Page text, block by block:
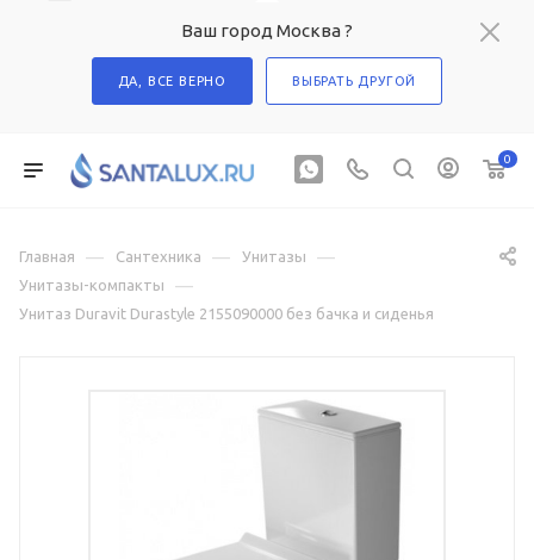
Ваш город Москва ?
ДА, ВСЕ ВЕРНО ВЫБРАТЬ ДРУГОЙ
0
Главная — Сантехника — Унитазы —
Унитазы-компакты —
Унитаз Duravit Durastyle 2155090000 без бачка и сиденья